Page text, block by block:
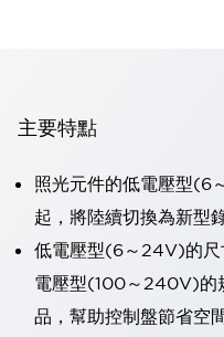
主要特點
照光元件的低電壓型(6
起，將陸續切換為新型
低電壓型(6～24V)的尺
電壓型(100～240V)的
品，幫助控制盤節省空